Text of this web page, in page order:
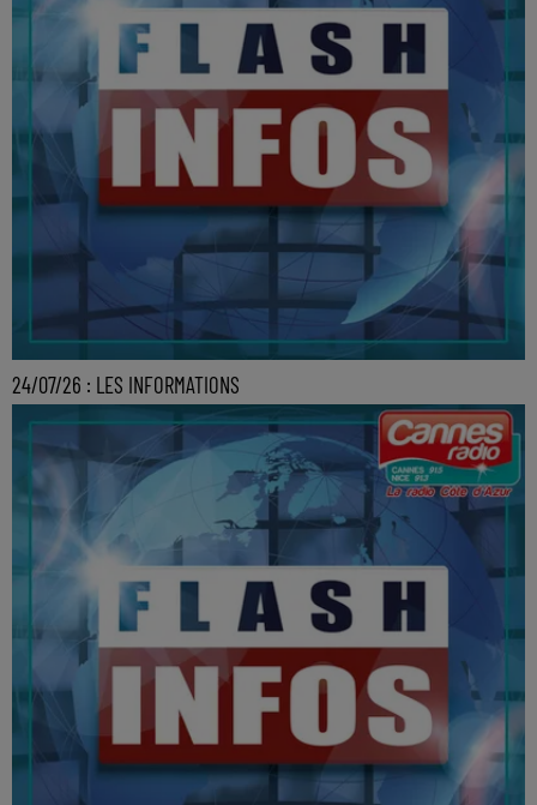
24/07/26 : LES INFORMATIONS